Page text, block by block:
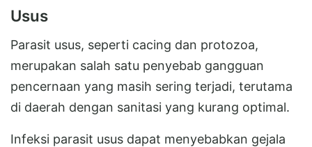
Usus
Parasit usus, seperti cacing dan protozoa,
merupakan salah satu penyebab gangguan
pencernaan yang masih sering terjadi, terutama
di daerah dengan sanitasi yang kurang optimal.
Infeksi parasit usus dapat menyebabkan gejala